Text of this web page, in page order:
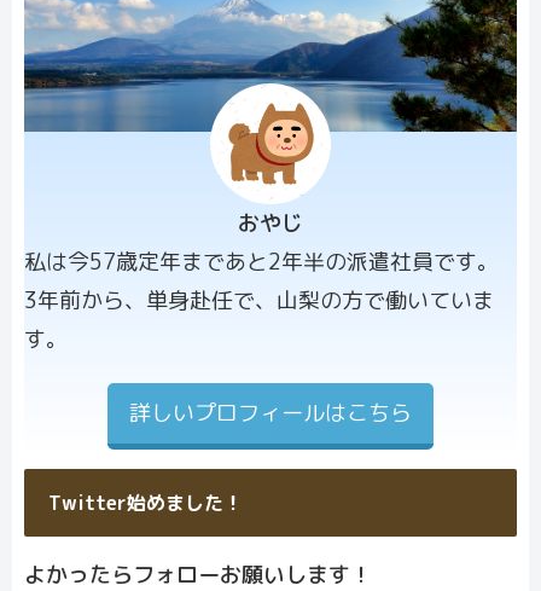
プロフィー
ル画像
おやじ
私は今57歳定年まであと2年半の派遣社員です。
3年前から、単身赴任で、山梨の方で働いていま
す。
詳しいプロフィールはこちら
Twitter始めました！
よかったらフォローお願いします！